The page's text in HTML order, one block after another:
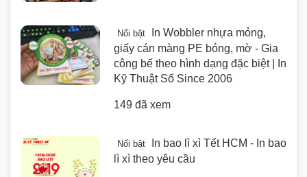
Nổi bật
In Wobbler nhựa mỏng,
giấy cán màng PE bóng, mờ - Gia
công bế theo hình dạng đặc biệt | In
Kỹ Thuật Số Since 2006
149 đã xem
Nổi bật
In bao lì xì Tết HCM - In bao
lì xì theo yêu cầu